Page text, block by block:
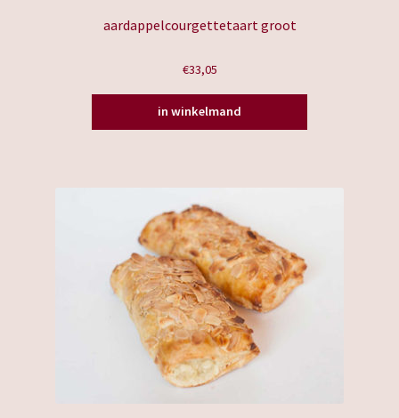
aardappelcourgettetaart groot
€33,05
in winkelmand